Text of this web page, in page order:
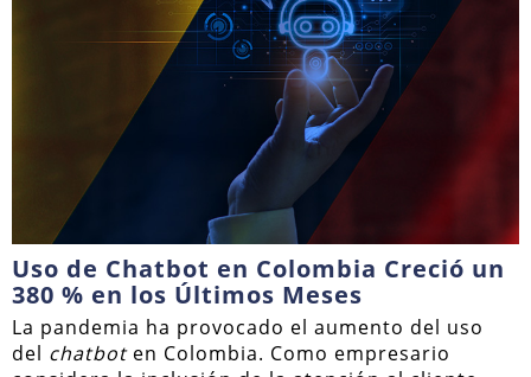
Uso de Chatbot en Colombia Creció un
380 % en los Últimos Meses
La pandemia ha provocado el aumento del uso
del chatboten Colombia. Como empresario